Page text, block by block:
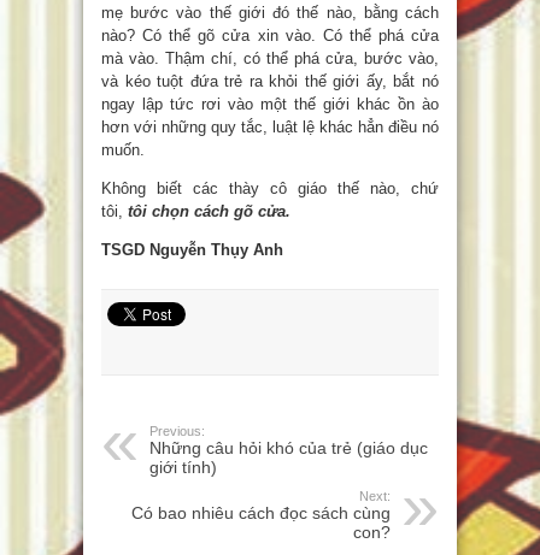
mẹ bước vào thế giới đó thế nào, bằng cách
nào? Có thể gõ cửa xin vào. Có thể phá cửa
mà vào. Thậm chí, có thể phá cửa, bước vào,
và kéo tuột đứa trẻ ra khỏi thế giới ấy, bắt nó
ngay lập tức rơi vào một thế giới khác ồn ào
hơn với những quy tắc, luật lệ khác hẳn điều nó
muốn.
Không biết các thày cô giáo thế nào, chứ
tôi, tôi chọn cách gõ cửa.
TSGD Nguyễn Thụy Anh
Previous:
Những câu hỏi khó của trẻ (giáo dục
giới tính)
Next:
Có bao nhiêu cách đọc sách cùng
con?